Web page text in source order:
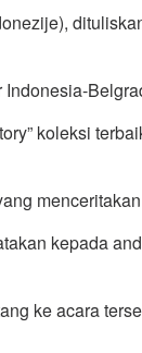
koleksi
kepada
ke acara